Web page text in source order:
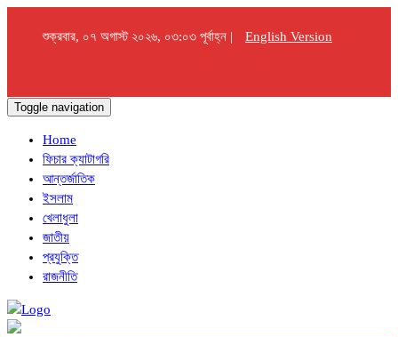
শুক্রবার, ০৭ অগাস্ট ২০২৬, ০৩:০৩ পূর্বাহ্ন | English Version
Toggle navigation
Home
ফিচার ক্যাটাগরি
আন্তর্জাতিক
ইসলাম
খেলাধুলা
জাতীয়
প্রযুক্তি
রাজনীতি